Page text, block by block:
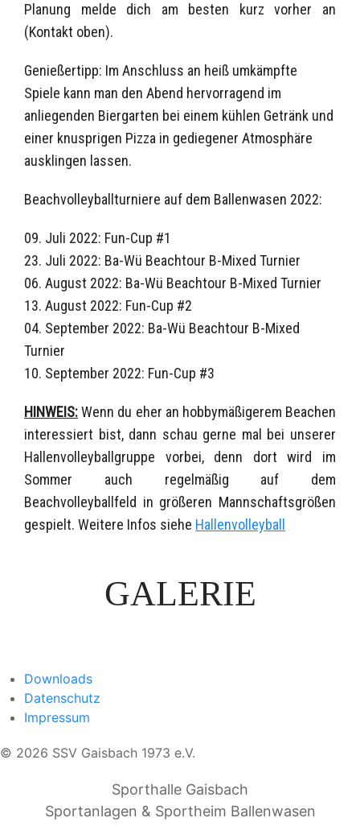
Planung melde dich am besten kurz vorher an
(Kontakt oben).
Genießertipp: Im Anschluss an heiß umkämpfte
Spiele kann man den Abend hervorragend im
anliegenden Biergarten bei einem kühlen Getränk und
einer knusprigen Pizza in gediegener Atmosphäre
ausklingen lassen.
Beachvolleyballturniere auf dem Ballenwasen 2022:
09. Juli 2022: Fun-Cup #1
23. Juli 2022: Ba-Wü Beachtour B-Mixed Turnier
06. August 2022: Ba-Wü Beachtour B-Mixed Turnier
13. August 2022: Fun-Cup #2
04. September 2022: Ba-Wü Beachtour B-Mixed
Turnier
10. September 2022: Fun-Cup #3
HINWEIS:Wenn du eher an hobbymäßigerem Beachen
interessiert bist, dann schau gerne mal bei unserer
Hallenvolleyballgruppe vorbei, denn dort wird im
Sommer auch regelmäßig auf dem
Beachvolleyballfeld in größeren Mannschaftsgrößen
gespielt. Weitere Infos siehe Hallenvolleyball
GALERIE
Downloads
Datenschutz
Impressum
© 2026 SSV Gaisbach 1973 e.V.
Sporthalle Gaisbach
Sportanlagen & Sportheim Ballenwasen